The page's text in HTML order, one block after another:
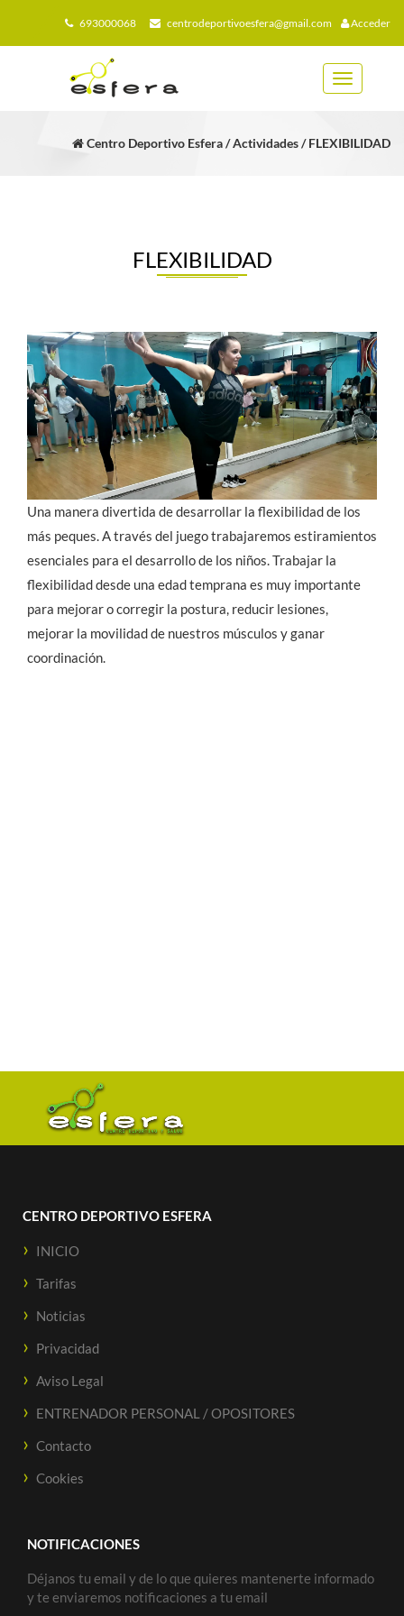
693000068 centrodeportivoesfera@gmail.com Acceder
Toggle
navigation
Centro Deportivo Esfera / Actividades / FLEXIBILIDAD
FLEXIBILIDAD
Una manera divertida de desarrollar la flexibilidad de los
más peques. A través del juego trabajaremos estiramientos
esenciales para el desarrollo de los niños. Trabajar la
flexibilidad desde una edad temprana es muy importante
para mejorar o corregir la postura, reducir lesiones,
mejorar la movilidad de nuestros músculos y ganar
coordinación.
CENTRO DEPORTIVO ESFERA
INICIO
Tarifas
Noticias
Privacidad
Aviso Legal
ENTRENADOR PERSONAL / OPOSITORES
Contacto
Cookies
NOTIFICACIONES
Déjanos tu email y de lo que quieres mantenerte informado
y te enviaremos notificaciones a tu email